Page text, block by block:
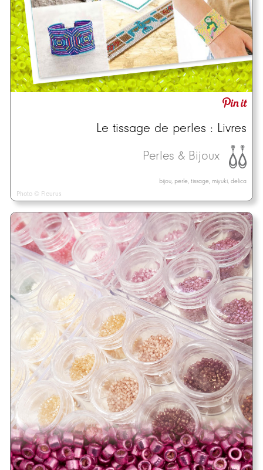
Le tissage de perles : Livres
Perles & Bijoux
bijou, perle, tissage, miyuki, delica
Photo © Fleurus